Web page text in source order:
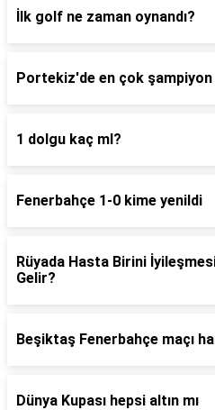
İlk golf ne zaman oynandı?
Portekiz'de en çok şampiyon
1 dolgu kaç ml?
Fenerbahçe 1-0 kime yenildi
Rüyada Hasta Birini
Gelir?
Beşiktaş Fenerbahçe maçı
Dünya Kupası hepsi altın mı